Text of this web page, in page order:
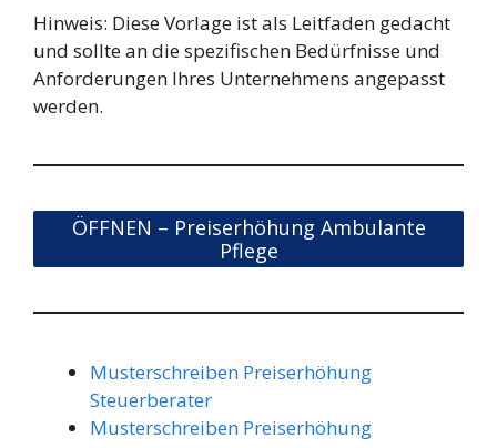
Hinweis: Diese Vorlage ist als Leitfaden gedacht
und sollte an die spezifischen Bedürfnisse und
Anforderungen Ihres Unternehmens angepasst
werden.
ÖFFNEN – Preiserhöhung Ambulante
Pflege
Musterschreiben Preiserhöhung
Steuerberater
Musterschreiben Preiserhöhung